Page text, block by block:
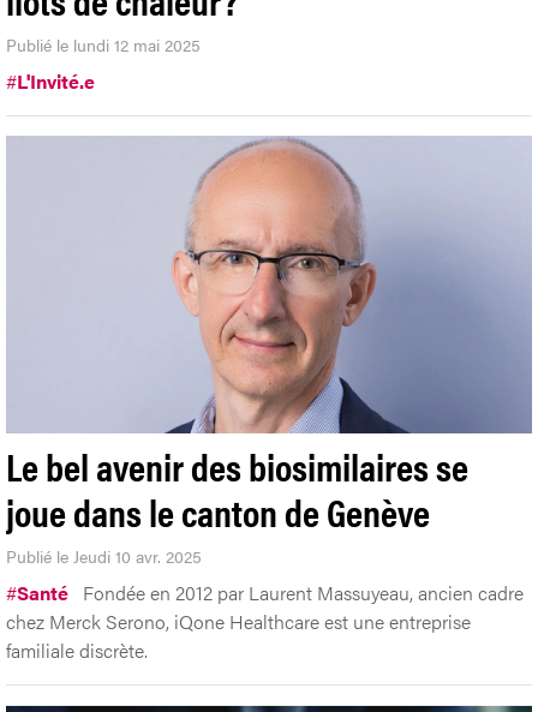
Publié le lundi 12 mai 2025
#L'Invité.e
Le bel avenir des biosimilaires se
joue dans le canton de Genève
Publié le Jeudi 10 avr. 2025
#Santé Fondée en 2012 par Laurent Massuyeau, ancien cadre
chez Merck Serono, iQone Healthcare est une entreprise
familiale discrète.